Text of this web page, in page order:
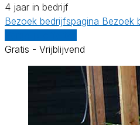
4 jaar in bedrijf
Bezoek bedrijfspagina Bezoek
Gratis - Vrijblijvend